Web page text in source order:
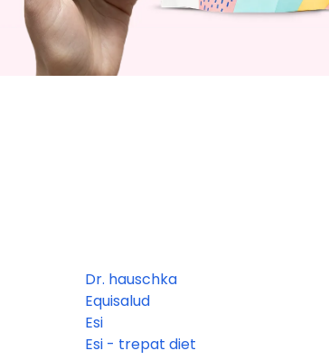
Dr. hauschka
Equisalud
Esi
Esi - trepat diet